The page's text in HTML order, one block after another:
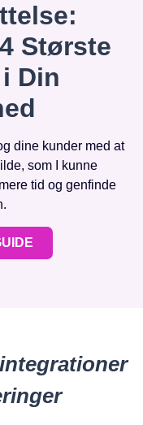
Største
Din
dine kunder med at
som I kunne
tid og genfinde